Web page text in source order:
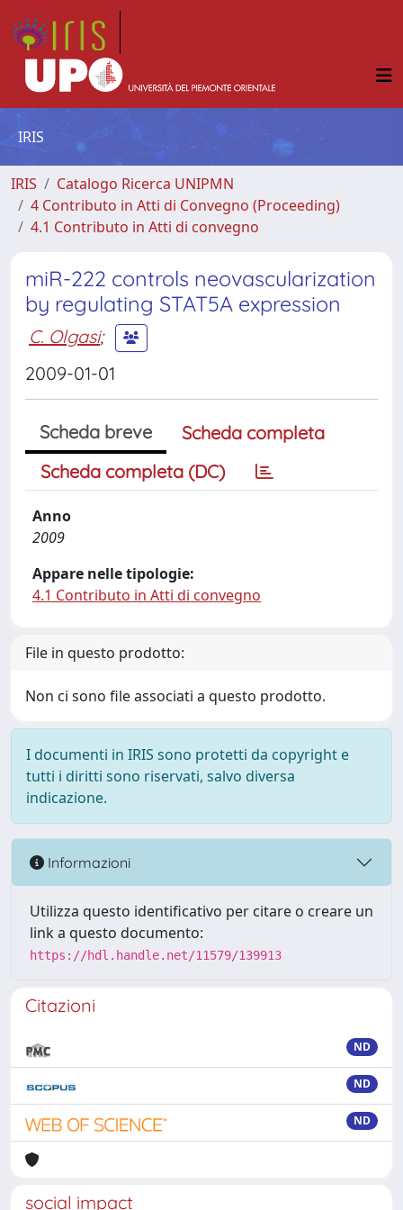
IRIS
IRIS
Catalogo Ricerca UNIPMN
4 Contributo in Atti di Convegno (Proceeding)
4.1 Contributo in Atti di convegno
miR-222 controls neovascularization
by regulating STAT5A expression
C. Olgasi;
2009-01-01
Scheda breve
Scheda completa
Scheda completa (DC)
Anno
2009
Appare nelle tipologie:
4.1 Contributo in Atti di convegno
File in questo prodotto:
Non ci sono file associati a questo prodotto.
I documenti in IRIS sono protetti da copyright e
tutti i diritti sono riservati, salvo diversa
indicazione.
Informazioni
Utilizza questo identificativo per citare o creare un
link a questo documento:
https://hdl.handle.net/11579/139913
Citazioni
ND
ND
ND
social impact